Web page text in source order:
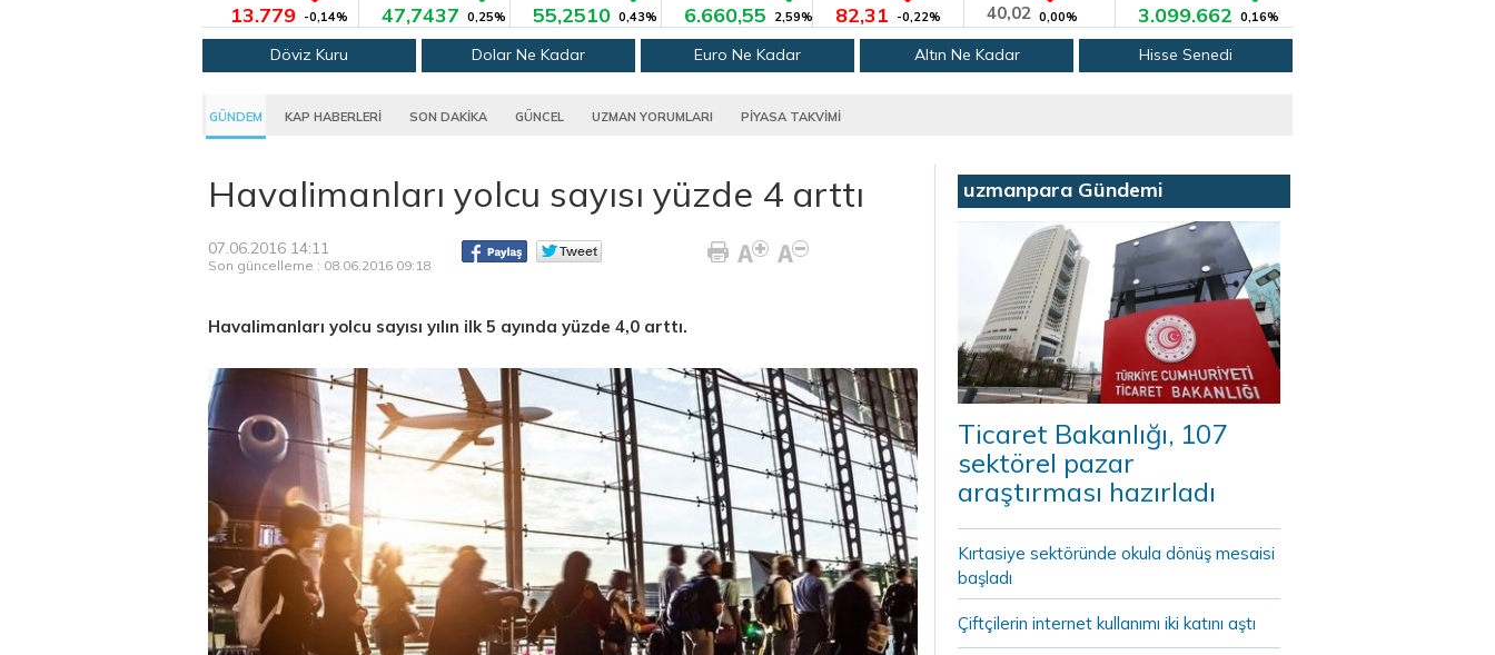
13.779 -0,14% 47,7437 0,25% 55,2510 0,43% 6.660,55 2,59% 82,31 -0,22% 40,02 0,00% 3.099.662 0,16%
Döviz Kuru Dolar Ne Kadar Euro Ne Kadar Altın Ne Kadar Hisse Senedi
GÜNDEM KAP HABERLERİ SON DAKİKA GÜNCEL UZMAN YORUMLARI PİYASA TAKVİMİ
Havalimanları yolcu sayısı yüzde 4 arttı
07.06.2016 14:11
Son güncelleme : 08.06.2016 09:18
Havalimanları yolcu sayısı yılın ilk 5 ayında yüzde 4,0 arttı.
uzmanpara Gündemi
Ticaret Bakanlığı, 107
sektörel pazar
araştırması hazırladı
Kırtasiye sektöründe okula dönüş mesaisi
başladı
Çiftçilerin internet kullanımı iki katını aştı